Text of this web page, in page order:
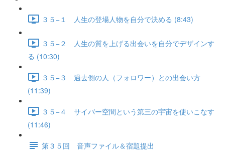
３５−１ 人生の登場人物を自分で決める (8:43)
３５−２ 人生の質を上げる出会いを自分でデザインす
る (10:30)
３５−３ 過去側の人（フォロワー）との出会い方
(11:39)
３５−４ サイバー空間という第三の宇宙を使いこなす
(11:46)
第３５回 音声ファイル＆宿題提出